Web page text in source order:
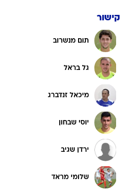
קישור
תום מנשרוב
גל בראל
מיכאל זנדברג
יוסי שבחון
ירדן שגיב
שלומי מראד